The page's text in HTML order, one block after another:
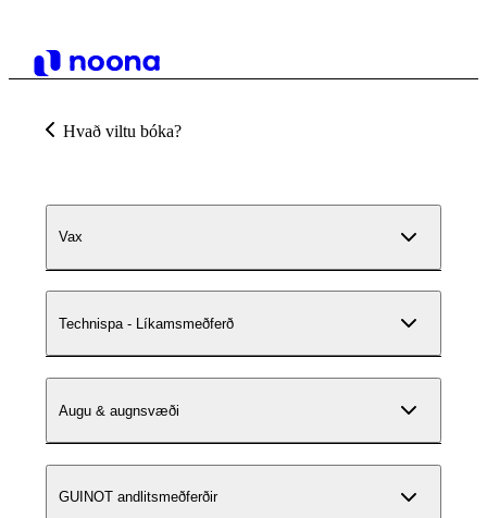
Hvað viltu bóka?
Vax
Technispa - Líkamsmeðferð
Augu & augnsvæði
GUINOT andlitsmeðferðir